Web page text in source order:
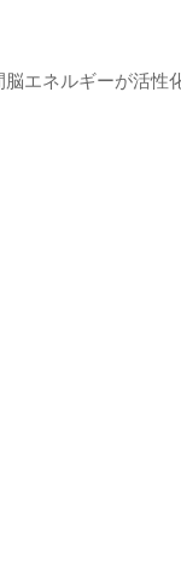
エネルギーが活性